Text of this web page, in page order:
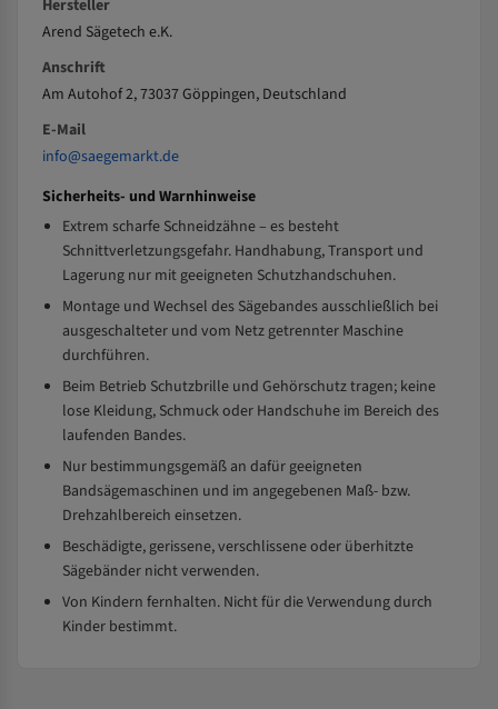
Hersteller
Arend Sägetech e.K.
Anschrift
Am Autohof 2, 73037 Göppingen, Deutschland
E-Mail
info@saegemarkt.de
Sicherheits- und Warnhinweise
Extrem scharfe Schneidzähne – es besteht
Schnittverletzungsgefahr. Handhabung, Transport und
Lagerung nur mit geeigneten Schutzhandschuhen.
Montage und Wechsel des Sägebandes ausschließlich bei
ausgeschalteter und vom Netz getrennter Maschine
durchführen.
Beim Betrieb Schutzbrille und Gehörschutz tragen; keine
lose Kleidung, Schmuck oder Handschuhe im Bereich des
laufenden Bandes.
Nur bestimmungsgemäß an dafür geeigneten
Bandsägemaschinen und im angegebenen Maß- bzw.
Drehzahlbereich einsetzen.
Beschädigte, gerissene, verschlissene oder überhitzte
Sägebänder nicht verwenden.
Von Kindern fernhalten. Nicht für die Verwendung durch
Kinder bestimmt.